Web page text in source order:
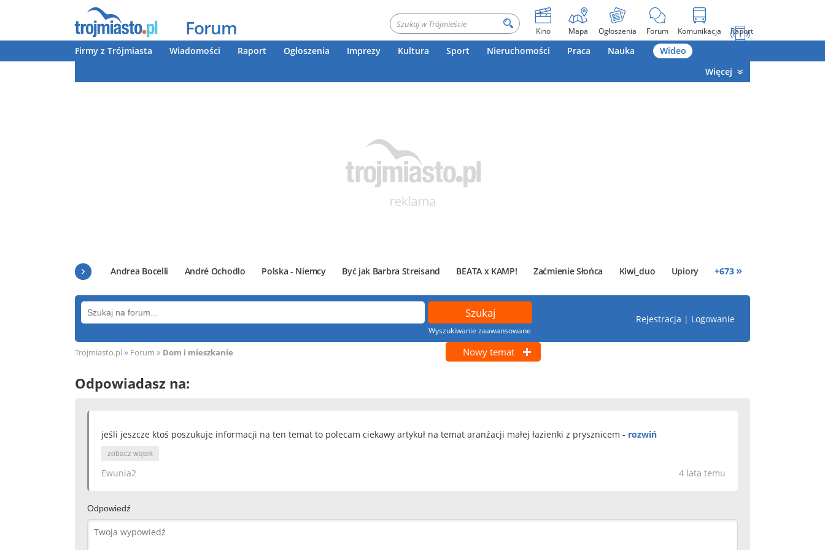
Forum Kino Mapa Ogłoszenia Forum Komunikacja Raport
Firmy z Trójmiasta Wiadomości Raport Ogłoszenia Imprezy Kultura Sport Nieruchomości Praca Nauka
Wideo
Więcej
Andrea Bocelli André Ochodlo Polska - Niemcy Być jak Barbra Streisand BEATA x KAMP! Zaćmienie Słońca Kiwi_duo Upiory +673 »
Wyszukiwanie zaawansowane
Rejestracja | Logowanie
Trojmiasto.pl » Forum » Dom i mieszkanie Nowy temat
Odpowiadasz na:
jeśli jeszcze ktoś poszukuje informacji na ten temat to polecam ciekawy artykuł na temat aranżacji małej łazienki z prysznicem - rozwiń
zobacz wątek
4 lata temu
Ewunia2
Odpowiedź